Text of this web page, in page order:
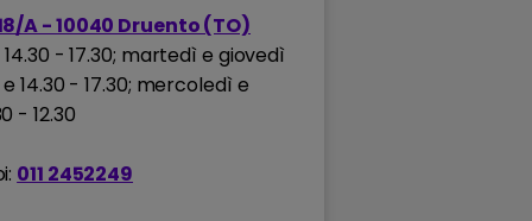
A - 10040 Druento (TO)
- 17.30; martedì e giovedì
e 14.30 - 17.30; mercoledì e
- 12.30
011 2452249